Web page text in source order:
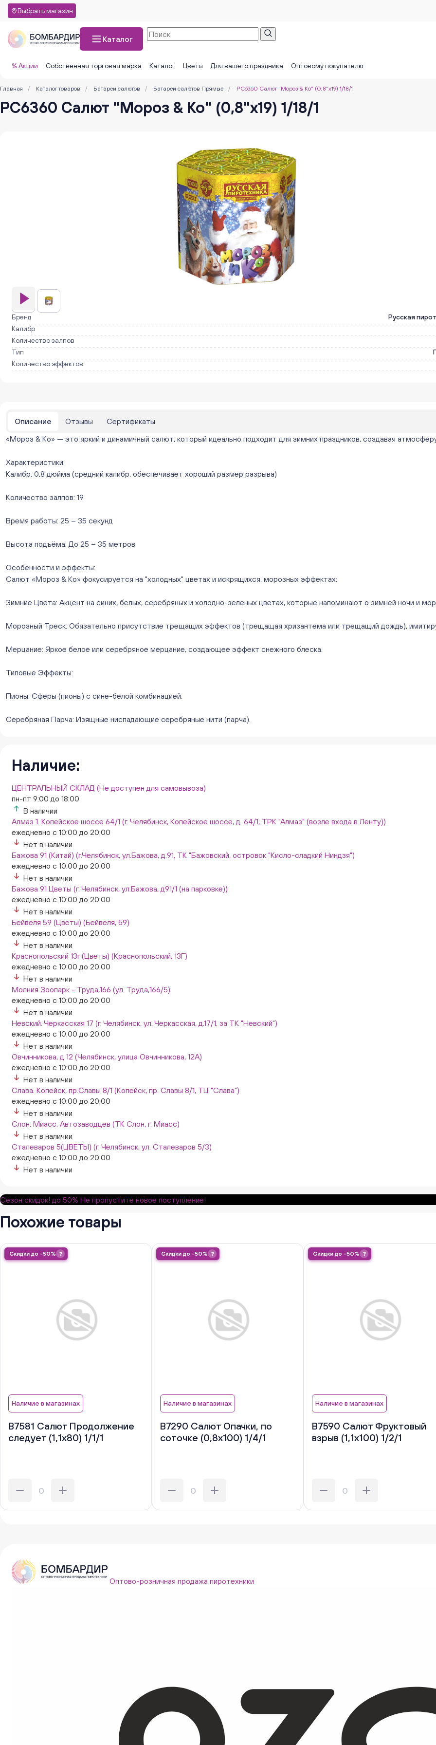
Выбрать магазин
Каталог
% Акции Собственная торговая марка Каталог Цветы Для вашего праздника Оптовому покупателю
Главная / Каталог товаров / Батареи салютов / Батареи салютов Прямые / РС6360 Салют "Мороз & Ко" (0,8"х19) 1/18/1
РС6360 Салют "Мороз & Ко" (0,8"х19) 1/18/1
Бренд
Русская
Калибр
Количество залпов
Тип
Количество эффектов
Описание Отзывы
Сертификаты
«Мороз & Ко» — это яркий и динамичный салют, который идеально подходит для зимних праздников, создавая
Характеристики:
Калибр: 0,8 дюйма (средний калибр, обеспечивает хороший размер разрыва)
Количество залпов: 19
Время работы: 25 – 35 секунд
Высота подъёма: До 25 – 35 метров
Особенности и эффекты:
Салют «Мороз & Ко» фокусируется на "холодных" цветах и искрящихся, морозных эффектах:
Зимние Цвета: Акцент на синих, белых, серебряных и холодно-зеленых цветах, которые напоминают о зимней ночи и
Морозный Треск: Обязательно присутствие трещащих эффектов (трещащая хризантема или трещащий дождь),
Мерцание: Яркое белое или серебряное мерцание, создающее эффект снежного блеска.
Типовые Эффекты:
Пионы: Сферы (пионы) с сине-белой комбинацией.
Серебряная Парча: Изящные ниспадающие серебряные нити (парча).
Наличие:
ЦЕНТРАЛЬНЫЙ СКЛАД (Не доступен для самовывоза)
пн-пт 9:00 до 18:00
В наличии
Алмаз 1. Копейское шоссе 64/1 (г. Челябинск, Копейское шоссе, д. 64/1, ТРК "Алмаз" (возле входа в Ленту))
ежедневно с 10:00 до 20:00
Нет в наличии
Бажова 91 (Китай) (г.Челябинск, ул.Бажова, д.91, ТК "Бажовский, островок "Кисло-сладкий Ниндзя")
ежедневно с 10:00 до 20:00
Нет в наличии
Бажова 91 Цветы (г. Челябинск, ул.Бажова, д91/1 (на парковке))
ежедневно с 10:00 до 20:00
Нет в наличии
Бейвеля 59 (Цветы) (Бейвеля, 59)
ежедневно с 10:00 до 20:00
Нет в наличии
Краснопольский 13г (Цветы) (Краснопольский, 13Г)
ежедневно с 10:00 до 20:00
Нет в наличии
Молния Зоопарк - Труда,166 (ул. Труда,166/5)
ежедневно с 10:00 до 20:00
Нет в наличии
Невский. Черкасская 17 (г. Челябинск, ул. Черкасская, д.17/1, за ТК "Невский")
ежедневно с 10:00 до 20:00
Нет в наличии
Овчинникова, д 12 (Челябинск, улица Овчинникова, 12А)
ежедневно с 10:00 до 20:00
Нет в наличии
Слава. Копейск, пр.Славы 8/1 (Копейск, пр. Славы 8/1, ТЦ "Слава")
ежедневно с 10:00 до 20:00
Нет в наличии
Слон. Миасс, Автозаводцев (ТК Слон, г. Миасс)
Нет в наличии
Сталеваров 5(ЦВЕТЫ) (г. Челябинск, ул. Сталеваров 5/3)
ежедневно с 10:00 до 20:00
Нет в наличии
Сезон скидок! до 50% Не пропустите новое поступление!
Похожие товары
Скидки до -50% ?
Наличие в магазинах
В7581 Салют Продолжение
следует (1,1х80) 1/1/1
Скидки до -50% ?
Наличие в магазинах
В7290 Салют Опачки, по
соточке (0,8х100) 1/4/1
Скидки до -50% ?
Наличие в магазинах
В7590 Салют Фруктовый
взрыв (1,1х100) 1/2/1
Оптово-розничная продажа пиротехники